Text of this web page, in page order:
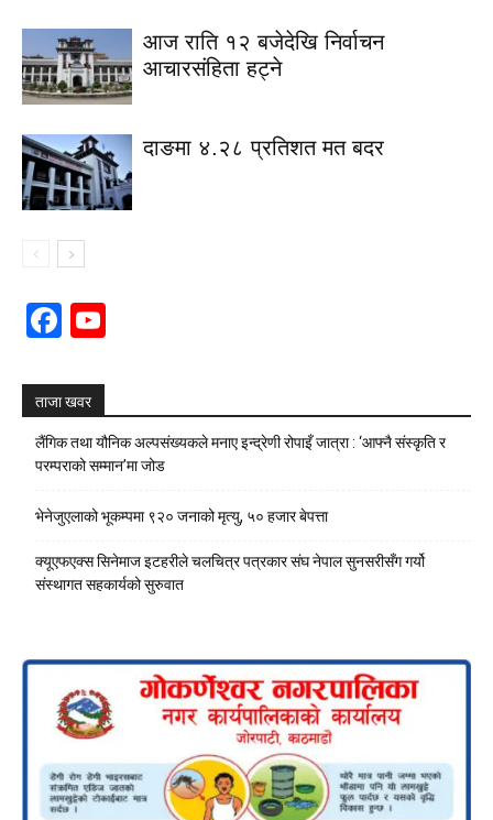
आज राति १२ बजेदेखि निर्वाचन
आचारसंहिता हट्ने
दाङमा ४.२८ प्रतिशत मत बदर
Facebook
ताजा खवर
लैंगिक तथा यौनिक अल्पसंख्यकले मनाए इन्द्रेणी रोपाइँ जात्रा : ‘आफ्नै संस्कृति र
परम्पराको सम्मान’मा जोड
भेनेजुएलाको भूकम्पमा ९२० जनाको मृत्यु, ५० हजार बेपत्ता
क्यूएफएक्स सिनेमाज इटहरीले चलचित्र पत्रकार संघ नेपाल सुनसरीसँग गर्यो
संस्थागत सहकार्यको सुरुवात